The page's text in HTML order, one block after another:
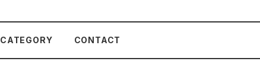
CATEGORY CONTACT